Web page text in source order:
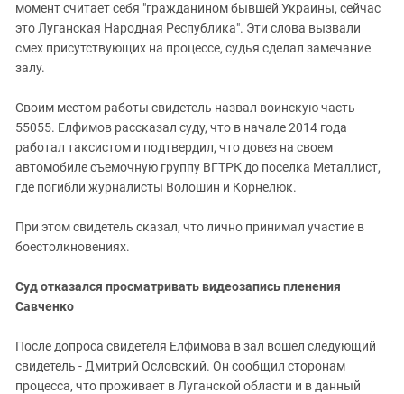
момент считает себя "гражданином бывшей Украины, сейчас
это Луганская Народная Республика". Эти слова вызвали
смех присутствующих на процессе, судья сделал замечание
залу.
Своим местом работы свидетель назвал воинскую часть
55055. Елфимов рассказал суду, что в начале 2014 года
работал таксистом и подтвердил, что довез на своем
автомобиле съемочную группу ВГТРК до поселка Металлист,
где погибли журналисты Волошин и Корнелюк.
При этом свидетель сказал, что лично принимал участие в
боестолкновениях.
Суд отказался просматривать видеозапись пленения
Савченко
После допроса свидетеля Елфимова в зал вошел следующий
свидетель - Дмитрий Ословский. Он сообщил сторонам
процесса, что проживает в Луганской области и в данный